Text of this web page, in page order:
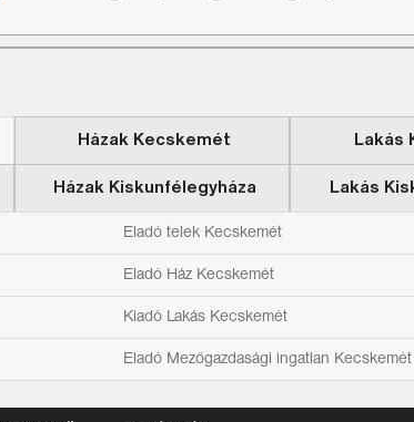
Házak Kecskemét Lakás
Házak Kiskunfélegyháza Lakás
Eladó telek Kecskemét
Eladó Ház Kecskemét
Kiadó Lakás Kecskemét
Eladó Mezőgazdasági ingatlan Kecskemét